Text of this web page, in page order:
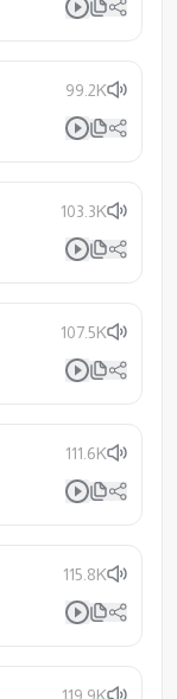
99.2K
103.3K
107.5K
111.6K
115.8K
119.9K